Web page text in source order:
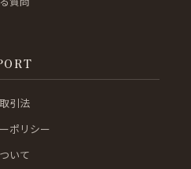
引法
ポリシー
いて